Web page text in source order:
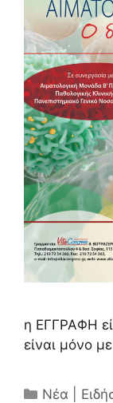
η ΕΓΓΡΑΦΗ
είναι μόνο
Νέα |